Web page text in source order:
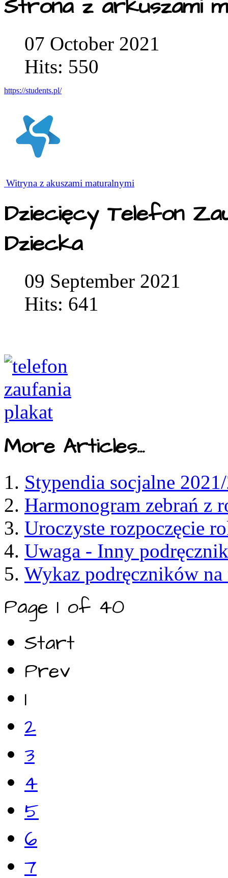
Strona z arkuszami
07 October 2021
Hits: 550
https://students.pl/
Witryna z akuszami maturalnymi
Dziecięcy Telefon
Dziecka
09 September 2021
Hits: 641
More Articles...
Stypendia socjalne
Harmonogram zebrań z
Uroczyste rozpoczęcie
Uwaga - Inny
Wykaz podręczników
Page 1 of 40
Start
Prev
1
2
3
4
5
6
7